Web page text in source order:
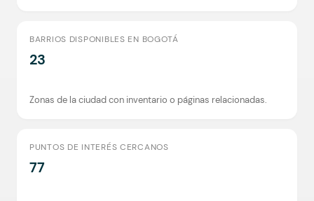
BARRIOS DISPONIBLES EN BOGOTÁ
23
Zonas de la ciudad con inventario o páginas relacionadas.
PUNTOS DE INTERÉS CERCANOS
77